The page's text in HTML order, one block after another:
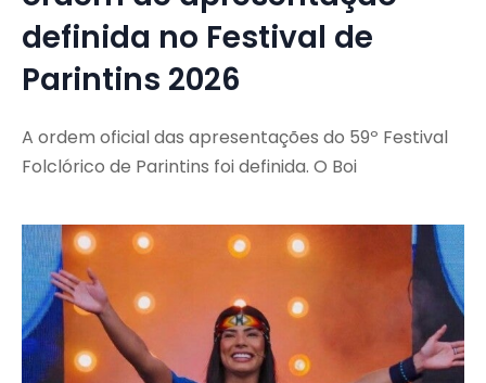
definida no Festival de
Parintins 2026
A ordem oficial das apresentações do 59º Festival
Folclórico de Parintins foi definida. O Boi